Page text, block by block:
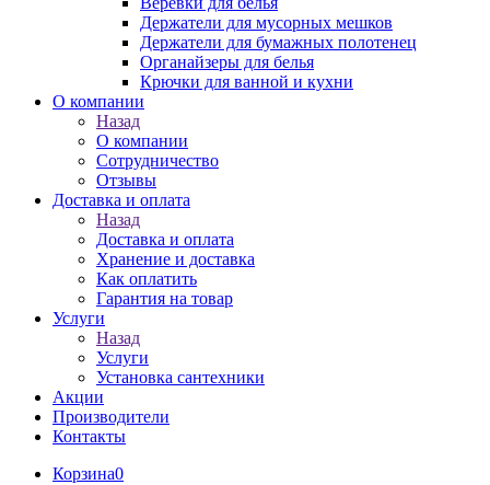
Держатели для мусорных мешков
Держатели для бумажных полотенец
Органайзеры для белья
Крючки для ванной и кухни
О компании
Назад
О компании
Сотрудничество
Отзывы
Доставка и оплата
Назад
Доставка и оплата
Хранение и доставка
Как оплатить
Гарантия на товар
Услуги
Назад
Услуги
Установка сантехники
Акции
Производители
Контакты
Корзина0